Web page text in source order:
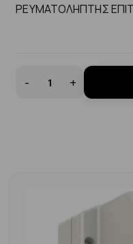
ΡΕΥΜΑΤΟΛΗΠΤΗΣ
- +